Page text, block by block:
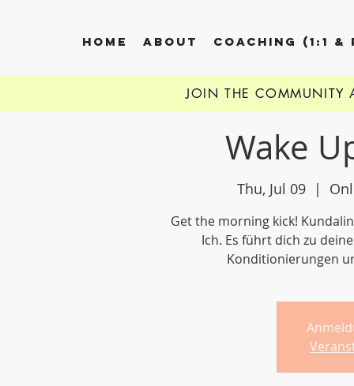
HOME ABOUT COACHING (1:1 &
Wake
Thu, Jul 09
  |
Get the morning kick!
Ich. Es führt dich zu
Konditionierungen
JOIN THE COMMUNITY